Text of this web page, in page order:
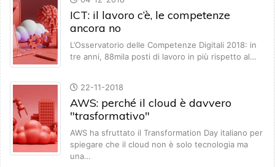
ICT: il lavoro c’è, le competenze
ancora no
L’Osservatorio delle Competenze Digitali 2018: in
tre anni, 88mila posti di lavoro in più rispetto al…
22-11-2018
AWS: perché il cloud è davvero
"trasformativo"
AWS ha sfruttato il Transformation Day italiano per
spiegare che il cloud non è solo tecnologia ma
una…